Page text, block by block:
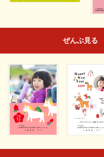
ぜんぶ見る